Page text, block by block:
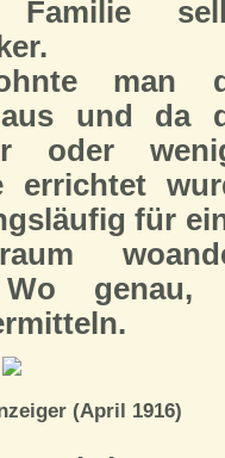
man
und da
oder
errichtet
für
Wo genau,
(April 1916)